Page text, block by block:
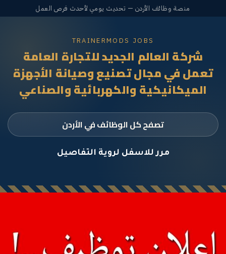
منصة وظائف الأردن — تحديث يومي لأحدث فرص العمل
TRAINERMODS JOBS
شركة العالم الجديد للتجارة العامة
تعمل في مجال تصنيع وصيانة الأجهزة
الميكانيكية والكهربائية والصناعي
تصفح كل الوظائف في الأردن
مرر للاسفل لروية التفاصيل